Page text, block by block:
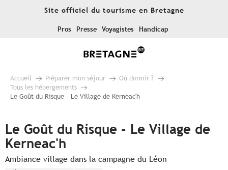
Site officiel du tourisme en Bretagne
Pros Presse Voyagistes Handicap
Accueil Préparer mon séjour
Où dormir ?
Tous les hébergements
Le Goût du Risque - Le Village de Kerneac'h
Le Goût du Risque - Le Village de
Kerneac'h
Ambiance village dans la campagne du Léon